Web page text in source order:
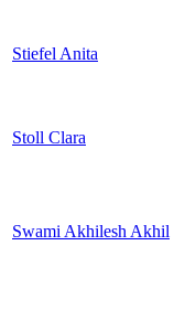
Stiefel Anita
Stoll Clara
Swami Akhilesh Akhil